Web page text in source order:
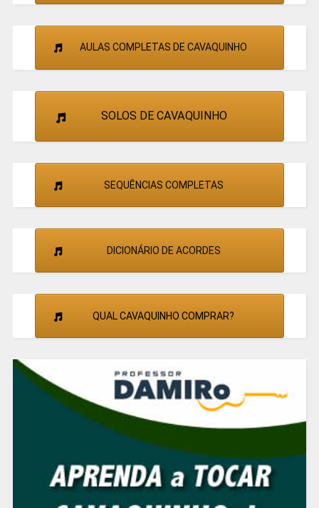
AULAS COMPLETAS DE CAVAQUINHO
SOLOS DE CAVAQUINHO
SEQUÊNCIAS COMPLETAS
DICIONÁRIO DE ACORDES
QUAL CAVAQUINHO COMPRAR?